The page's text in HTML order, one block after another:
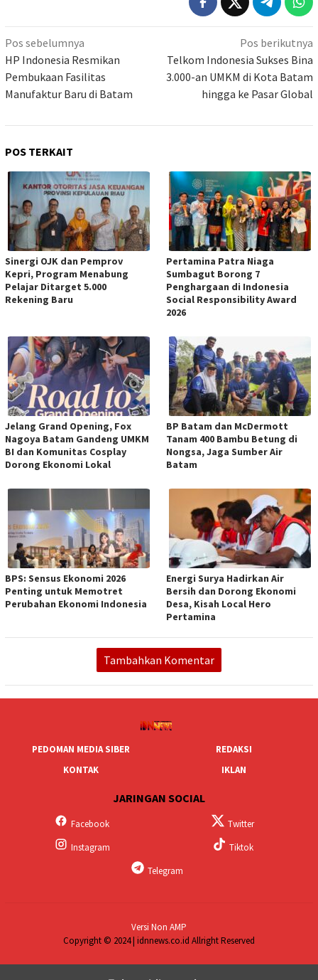
Navigasi
pos
Pos sebelumnya
HP Indonesia Resmikan
Pembukaan Fasilitas
Manufaktur Baru di Batam
Pos berikutnya
Telkom Indonesia Sukses Bina
3.000-an UMKM di Kota Batam
hingga ke Pasar Global
POS TERKAIT
Sinergi OJK dan Pemprov
Kepri, Program Menabung
Pelajar Ditarget 5.000
Rekening Baru
Pertamina Patra Niaga
Sumbagut Borong 7
Penghargaan di Indonesia
Social Responsibility Award
2026
Jelang Grand Opening, Fox
Nagoya Batam Gandeng UMKM
BI dan Komunitas Cosplay
Dorong Ekonomi Lokal
BP Batam dan McDermott
Tanam 400 Bambu Betung di
Nongsa, Jaga Sumber Air
Batam
BPS: Sensus Ekonomi 2026
Penting untuk Memotret
Perubahan Ekonomi Indonesia
Energi Surya Hadirkan Air
Bersih dan Dorong Ekonomi
Desa, Kisah Local Hero
Pertamina
Tambahkan Komentar
PEDOMAN MEDIA SIBER
REDAKSI
KONTAK
IKLAN
JARINGAN SOCIAL
Facebook
Twitter
Instagram
Tiktok
Telegram
Versi Non AMP
Copyright © 2024 | idnnews.co.id Allright Reserved